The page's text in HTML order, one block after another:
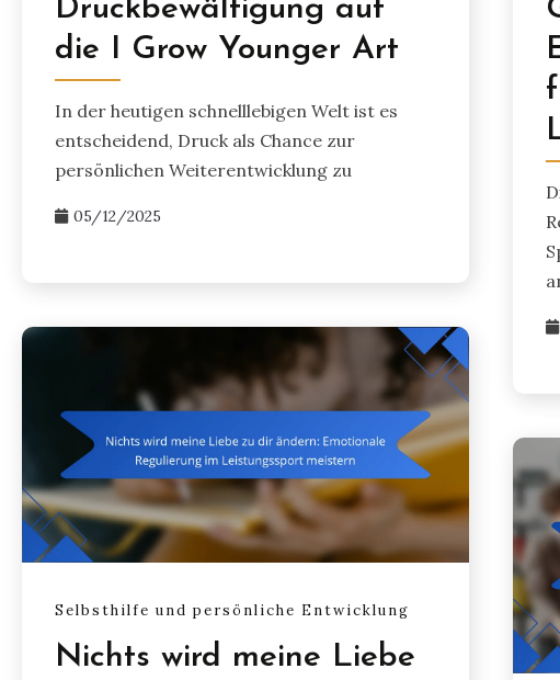
Druckbewältigung auf
die I Grow Younger Art
In der heutigen schnelllebigen Welt ist es
entscheidend, Druck als Chance zur
persönlichen Weiterentwicklung zu
05/12/2025
Selbsthilfe und persönliche Entwicklung
Nichts wird meine Liebe